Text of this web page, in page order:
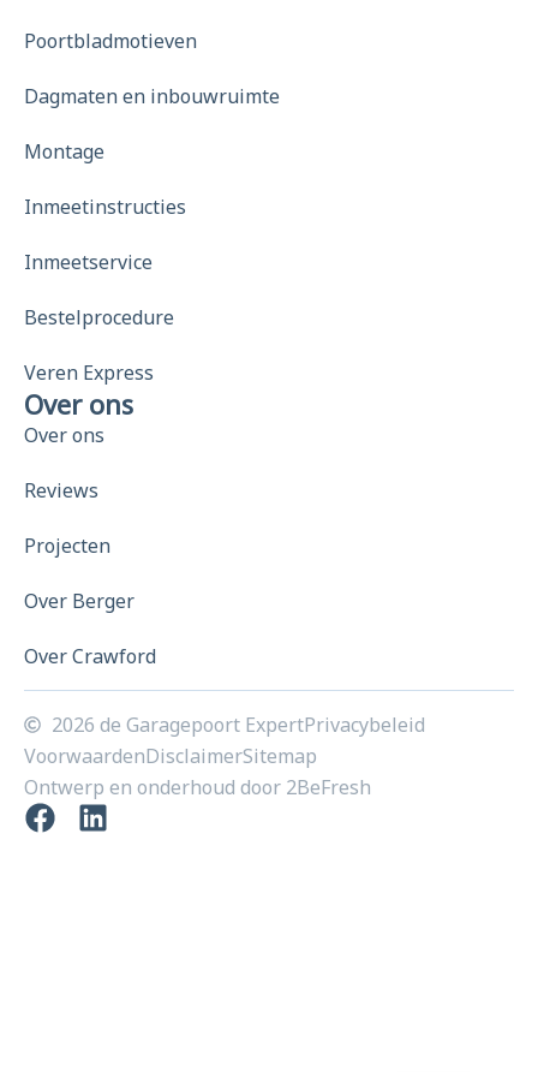
Poortbladmotieven
Dagmaten en inbouwruimte
Montage
Inmeetinstructies
Inmeetservice
Bestelprocedure
Veren Express
Over ons
Over ons
Reviews
Projecten
Over Berger
Over Crawford
2026 de Garagepoort ExpertPrivacybeleid
VoorwaardenDisclaimerSitemap
Ontwerp en onderhoud door 2BeFresh